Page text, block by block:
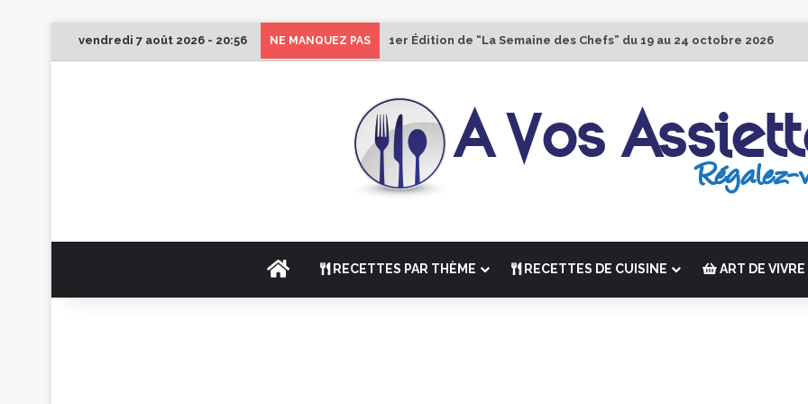
vendredi 7 août 2026 - 20:56 NE MANQUEZ PAS 1er Édition de “La Semaine des Chefs” du 19 au 24 octobre 2026
ACCUEILRECETTES PAR THÈME RECETTES DE CUISINE ART DE VIVRE